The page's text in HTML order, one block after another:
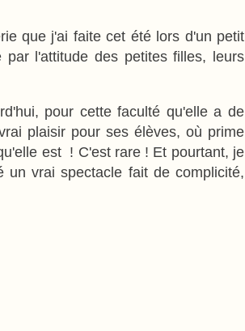
que j'ai faite cet été lors d'un petit
l'attitude des petites filles, leurs
pour cette faculté qu'elle a de
plaisir pour ses élèves, où prime
est ! C'est rare ! Et pourtant, je
un vrai spectacle fait de complicité,